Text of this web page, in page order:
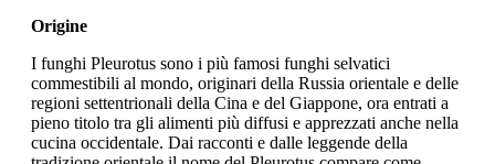
Origine
I funghi Pleurotus sono i più famosi funghi selvatici
commestibili al mondo, originari della Russia orientale e delle
regioni settentrionali della Cina e del Giappone, ora entrati a
pieno titolo tra gli alimenti più diffusi e apprezzati anche nella
cucina occidentale. Dai racconti e dalle leggende della